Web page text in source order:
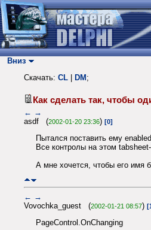
Вниз
Скачать: CL DM ;
Как сделать так, чтобы
← →
asdf (2002-01-20 23:36) [0]
Пытался поставить ему
Все контролы на этом
А мне хочется, чтобы его имя
← →
Vovochka_guest (2002-01-21 08:57)
PageControl.OnChanging